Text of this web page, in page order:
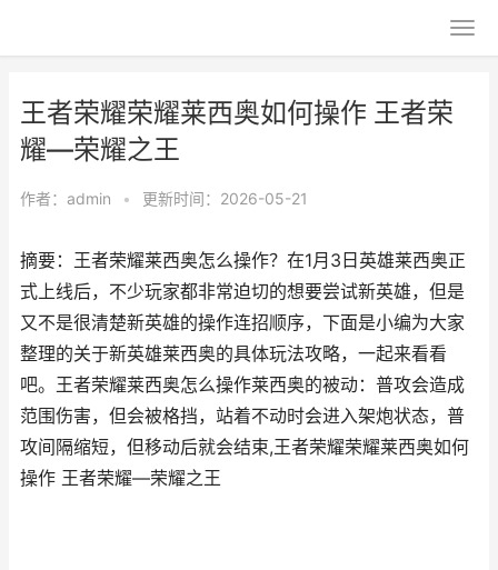
王者荣耀荣耀莱西奥如何操作 王者荣
耀—荣耀之王
作者： admin • 更新时间：2026-05-21
摘要：王者荣耀莱西奥怎么操作？在1月3日英雄莱西奥正
式上线后，不少玩家都非常迫切的想要尝试新英雄，但是
又不是很清楚新英雄的操作连招顺序，下面是小编为大家
整理的关于新英雄莱西奥的具体玩法攻略，一起来看看
吧。王者荣耀莱西奥怎么操作莱西奥的被动：普攻会造成
范围伤害，但会被格挡，站着不动时会进入架炮状态，普
攻间隔缩短，但移动后就会结束,王者荣耀荣耀莱西奥如何
操作 王者荣耀—荣耀之王